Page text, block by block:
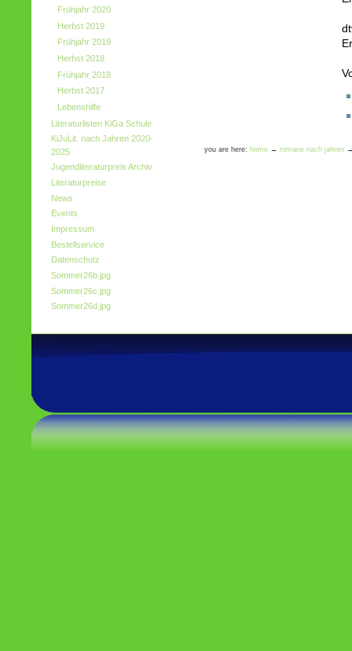
Frühjahr 2020
Herbst 2019
Frühjahr 2019
Herbst 2018
Frühjahr 2018
Herbst 2017
Lebenshilfe
Literaturlisten KiGa Schule
KiJuLit. nach Jahren 2020-
2025
Jugendliteraturpreis Archiv
Literaturpreise
News
Events
Impressum
Bestellservice
Datenschutz
Sommer26b.jpg
Sommer26c.jpg
Sommer26d.jpg
you are here: home → romane nach jahren